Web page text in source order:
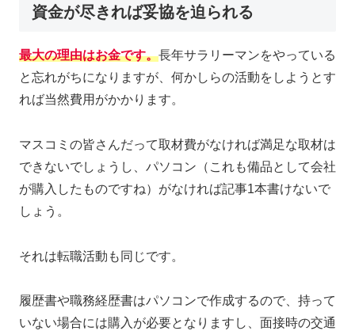
資金が尽きれば妥協を迫られる
最大の理由はお金です。長年サラリーマンをやっている
と忘れがちになりますが、何かしらの活動をしようとす
れば当然費用がかかります。
マスコミの皆さんだって取材費がなければ満足な取材は
できないでしょうし、パソコン（これも備品として会社
が購入したものですね）がなければ記事1本書けないで
しょう。
それは転職活動も同じです。
履歴書や職務経歴書はパソコンで作成するので、持って
いない場合には購入が必要となりますし、面接時の交通